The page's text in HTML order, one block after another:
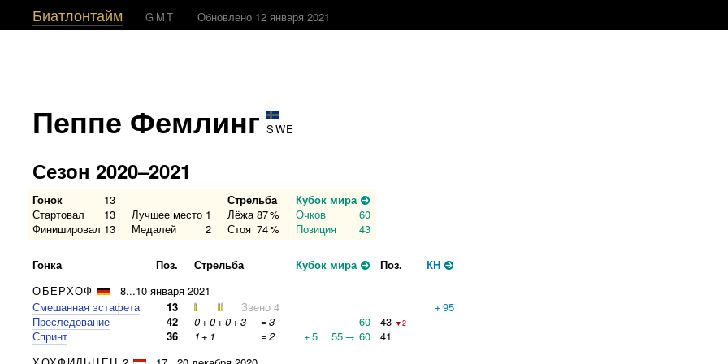
Биатлонтайм GMT Обновлено 12 января 2021
Пеппе Фемлинг SWE
Сезон 2020–2021
Гонок 13 Стрельба
Кубок мира
Стартовал
13 Лучшее место 1 Лёжа 87% Очков
60
Финишировал 13 Медалей 2 Стоя 74% Позиция 43
Гонка Поз. Стрельба Кубок мира Поз.
КН
ОБЕРХОФ
8...10 января 2021
Смешанная эстафета
13 Звено 4 +95
Преследование
42 0+0+0+3 =3 60 43 ▼2
Спринт 36 1+ 1 =2 +5 55→ 60
41